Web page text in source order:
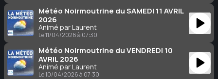
Météo Noirmoutrine du SAMEDI 11 AVRIL
2026
Animé par Laurent
Le 11/04/2026 à 07:30
Météo Noirmoutrine du VENDREDI 10
AVRIL 2026
Animé par Laurent
Le 10/04/2026 à 07:30